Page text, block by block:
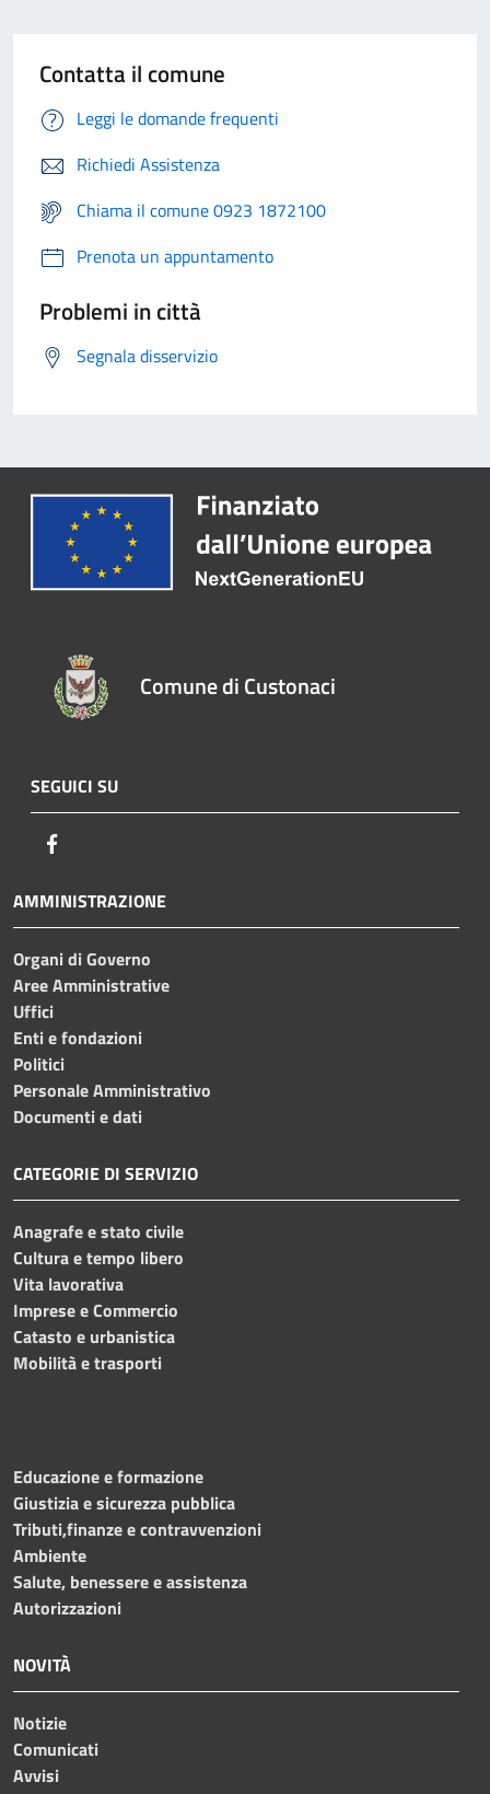
Contatta il comune
Leggi le domande frequenti
Richiedi Assistenza
Chiama il comune 0923 1872100
Prenota un appuntamento
Problemi in città
Segnala disservizio
Comune di Custonaci
SEGUICI SU
AMMINISTRAZIONE
Organi di Governo
Aree Amministrative
Uffici
Enti e fondazioni
Politici
Personale Amministrativo
Documenti e dati
CATEGORIE DI SERVIZIO
Anagrafe e stato civile
Cultura e tempo libero
Vita lavorativa
Imprese e Commercio
Catasto e urbanistica
Mobilità e trasporti
Educazione e formazione
Giustizia e sicurezza pubblica
Tributi,finanze e contravvenzioni
Ambiente
Salute, benessere e assistenza
Autorizzazioni
NOVITÀ
Notizie
Comunicati
Avvisi